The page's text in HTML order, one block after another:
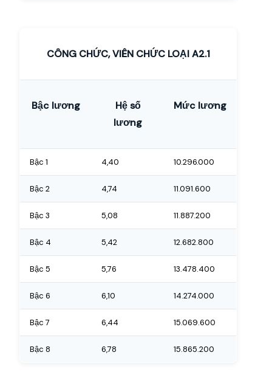
CÔNG CHỨC, VIÊN CHỨC LOẠI A2.1
Bậc lương
Hệ số
lương
Mức lương
Bậc 1 4,40 10.296.000
Bậc 2 4,74 11.091.600
Bậc 3 5,08 11.887.200
Bậc 4 5,42 12.682.800
Bậc 5 5,76 13.478.400
Bậc 6 6,10 14.274.000
Bậc 7 6,44 15.069.600
Bậc 8 6,78 15.865.200